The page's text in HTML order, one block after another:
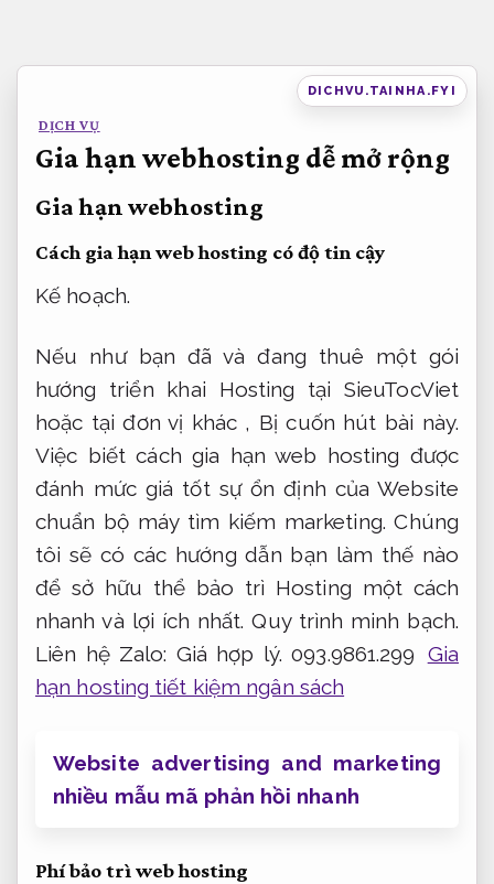
dung
DICHVU.TAINHA.FYI
DỊCH VỤ
Gia hạn webhosting dễ mở rộng
Gia hạn webhosting
Cách gia hạn web hosting có độ tin cậy
Kế hoạch.
Nếu như bạn đã và đang thuê một gói
hướng triển khai Hosting tại SieuTocViet
hoặc tại đơn vị khác , Bị cuốn hút bài này.
Việc biết cách gia hạn web hosting được
đánh mức giá tốt sự ổn định của Website
chuẩn bộ máy tìm kiếm marketing. Chúng
tôi sẽ có các hướng dẫn bạn làm thế nào
để sở hữu thể bảo trì Hosting một cách
nhanh và lợi ích nhất.Quy trình minh bạch.
Liên hệ Zalo: Giá hợp lý. 093.9861.299 Gia
hạn hosting tiết kiệm ngân sách
Website advertising and marketing
nhiều mẫu mã phản hồi nhanh
Phí bảo trì web hosting